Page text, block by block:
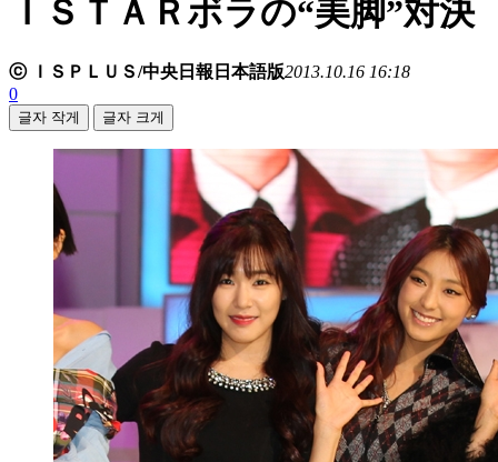
ＩＳＴＡＲボラの“美脚”対決
ⓒ ＩＳＰＬＵＳ/中央日報日本語版2013.10.16 16:18
0
글자 작게 글자 크게